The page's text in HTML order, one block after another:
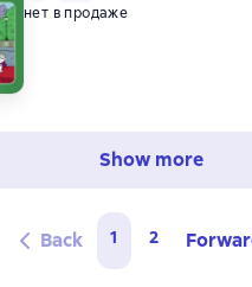
нет в продаже
Show more
Back 1 2